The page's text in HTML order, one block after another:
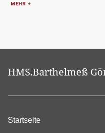
MEHR +
HMS.Barthelmeß
Startseite